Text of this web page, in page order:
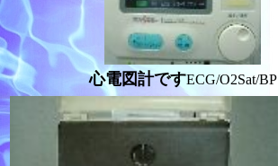
心電図計ですECG/O2Sat/BP